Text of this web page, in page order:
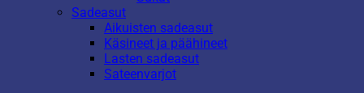
Sadeasut
Aikuisten sadeasut
Käsineet ja päähineet
Lasten sadeasut
Sateenvarjot